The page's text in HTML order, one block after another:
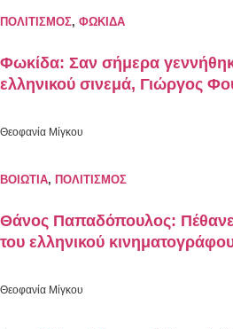
ΠΟΛΙΤΙΣΜΟΣ, ΦΩΚΙΔΑ
Φωκίδα: Σαν σήμερα
ελληνικού σινεμά, Γιώργος
Θεοφανία Μίγκου
ΒΟΙΩΤΙΑ, ΠΟΛΙΤΙΣΜΟΣ
Θάνος Παπαδόπουλος:
του ελληνικού
Θεοφανία Μίγκου